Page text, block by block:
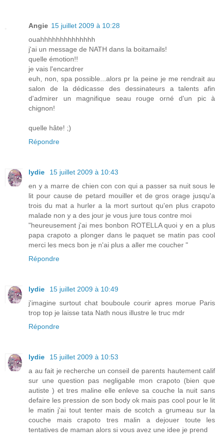
Angie 15 juillet 2009 à 10:28
ouahhhhhhhhhhhhhh
j'ai un message de NATH dans la boitamails!
quelle émotion!!
je vais l'encardrer
euh, non, spa possible...alors pr la peine je me rendrait au
salon de la dédicasse des dessinateurs a talents afin
d'admirer un magnifique seau rouge orné d'un pic à
chignon!
quelle hâte! ;)
Répondre
lydie
15 juillet 2009 à 10:43
en y a marre de chien con con qui a passer sa nuit sous le
lit pour cause de petard mouiller et de gros orage jusqu'a
trois du mat a hurler a la mort surtout qu'en plus crapoto
malade non y a des jour je vous jure tous contre moi
"heureusement j'ai mes bonbon ROTELLA quoi y en a plus
papa crapoto a plonger dans le paquet se matin pas cool
merci les mecs bon je n'ai plus a aller me coucher "
Répondre
lydie
15 juillet 2009 à 10:49
j'imagine surtout chat bouboule courir apres morue Paris
trop top je laisse tata Nath nous illustre le truc mdr
Répondre
lydie
15 juillet 2009 à 10:53
a au fait je recherche un conseil de parents hautement calif
sur une question pas negligable mon crapoto (bien que
autiste ) et tres maline elle enleve sa couche la nuit sans
defaire les pression de son body ok mais pas cool pour le lit
le matin j'ai tout tenter mais de scotch a grumeau sur la
couche mais crapoto tres malin a dejouer toute les
tentatives de maman alors si vous avez une idee je prend